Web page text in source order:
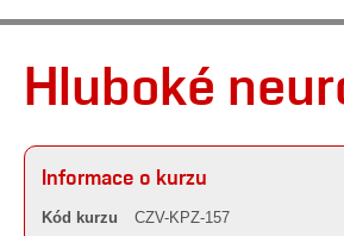
Hluboké
Informace o kurzu
Kód kurzu
CZV-KPZ-157